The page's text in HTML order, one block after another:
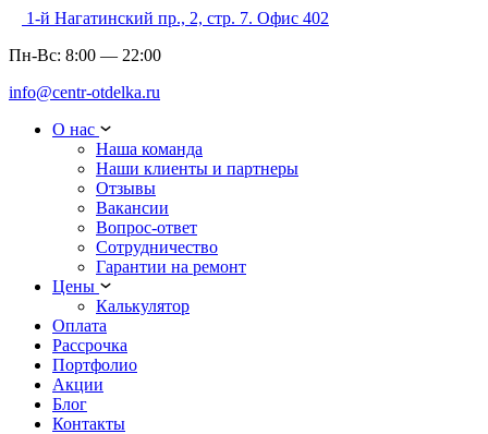
1-й Нагатинский пр., 2, стр. 7. Офис 402
Пн-Вс: 8:00 — 22:00
info@centr-otdelka.ru
О нас
Наша команда
Наши клиенты и партнеры
Отзывы
Вакансии
Вопрос-ответ
Сотрудничество
Гарантии на ремонт
Цены
Калькулятор
Оплата
Рассрочка
Портфолио
Акции
Блог
Контакты